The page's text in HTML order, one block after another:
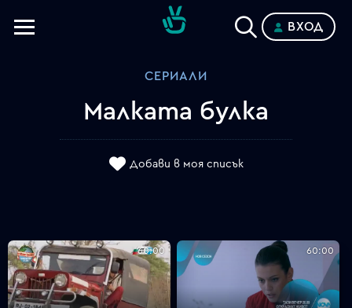
ВХОД
СЕРИАЛИ
Малката булка
Добави в моя списък
60:00 60:00